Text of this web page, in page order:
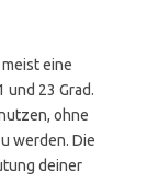
eine
und 23 Grad.
ohne
werden. Die
deiner